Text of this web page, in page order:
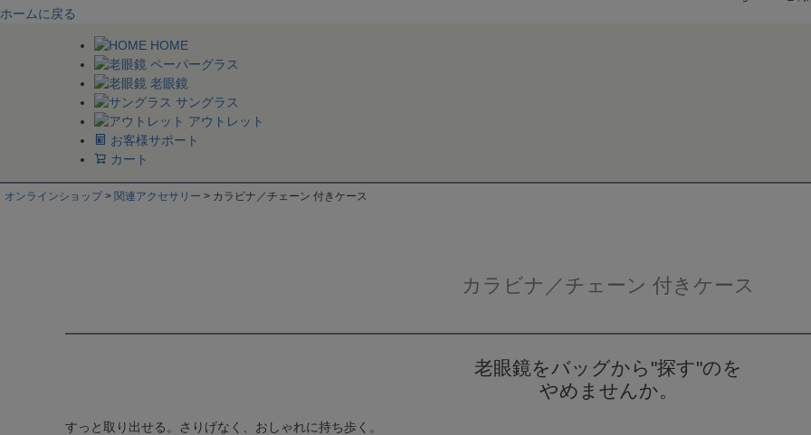
ホームに戻る
HOME
ペーパーグラス
老眼鏡
サングラス
アウトレット
お客様サポート
カート
オンラインショップ 関連アクセサリー カラビナ／チェーン 付きケース
カラビナ／チェーン 付きケース
老眼鏡をバッグから"探す"のを
やめませんか。
すっと取り出せる。さりげなく、おしゃれに持ち歩く。